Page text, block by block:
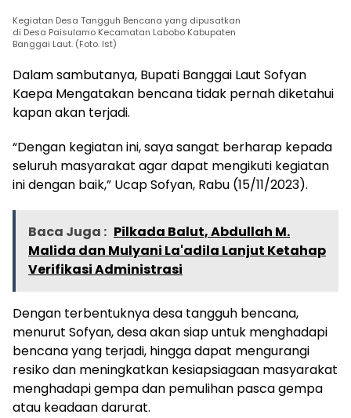
Kegiatan Desa Tangguh Bencana yang dipusatkan
di Desa Paisulamo Kecamatan Labobo Kabupaten
Banggai Laut. (Foto. Ist)
Dalam sambutanya, Bupati Banggai Laut Sofyan
Kaepa Mengatakan bencana tidak pernah diketahui
kapan akan terjadi.
“Dengan kegiatan ini, saya sangat berharap kepada
seluruh masyarakat agar dapat mengikuti kegiatan
ini dengan baik,” Ucap Sofyan, Rabu (15/11/2023).
Baca Juga : Pilkada Balut, Abdullah M.
Malida dan Mulyani La'adila Lanjut Ketahap
Verifikasi Administrasi
Dengan terbentuknya desa tangguh bencana,
menurut Sofyan, desa akan siap untuk menghadapi
bencana yang terjadi, hingga dapat mengurangi
resiko dan meningkatkan kesiapsiagaan masyarakat
menghadapi gempa dan pemulihan pasca gempa
atau keadaan darurat.